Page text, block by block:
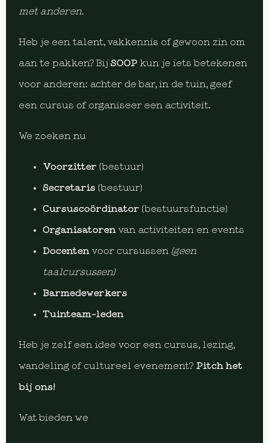
met anderen.
Heb je een talent, vakkennis of gewoon zin om
aan te pakken? BijSOOP kun je iets betekenen
voor anderen: achter de bar, in de tuin, geef
een cursus of organiseer een activiteit.
We zoeken nu
Voorzitter (bestuur)
Secretaris (bestuur)
Cursuscoördinator (bestuursfunctie)
Organisatoren van activiteiten en events
Docenten voor cursussen (geen
taalcursussen)
Barmedewerkers
Tuinteam-leden
Heb je zelf een idee voor een cursus, lezing,
wandeling of cultureel evenement? Pitch het
bij ons!
Wat bieden we